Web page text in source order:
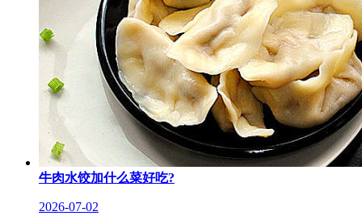
牛肉水饺加什么菜好吃?
2026-07-02